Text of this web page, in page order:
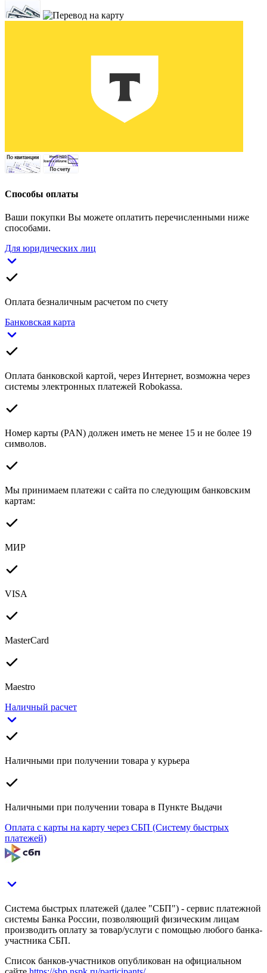
Способы оплаты
Ваши покупки Вы можете оплатить перечисленными ниже
способами.
Для юридических лиц
Оплата безналичным расчетом по счету
Банковская карта
Оплата банковской картой, через Интернет, возможна через
системы электронных платежей Robokassa.
Номер карты (PAN) должен иметь не менее 15 и не более 19
символов.
Мы принимаем платежи с сайта по следующим банковским
картам:
МИР
VISA
MasterCard
Maestro
Наличный расчет
Наличными при получении товара у курьера
Наличными при получении товара в Пункте Выдачи
Оплата с карты на карту через СБП (Систему быстрых
платежей)
Система быстрых платежей (далее "СБП") - сервис платежной
системы Банка России, позволяющий физическим лицам
производить оплату за товар/услуги с помощью любого банка-
участника СБП.
Список банков-участников опубликован на официальном